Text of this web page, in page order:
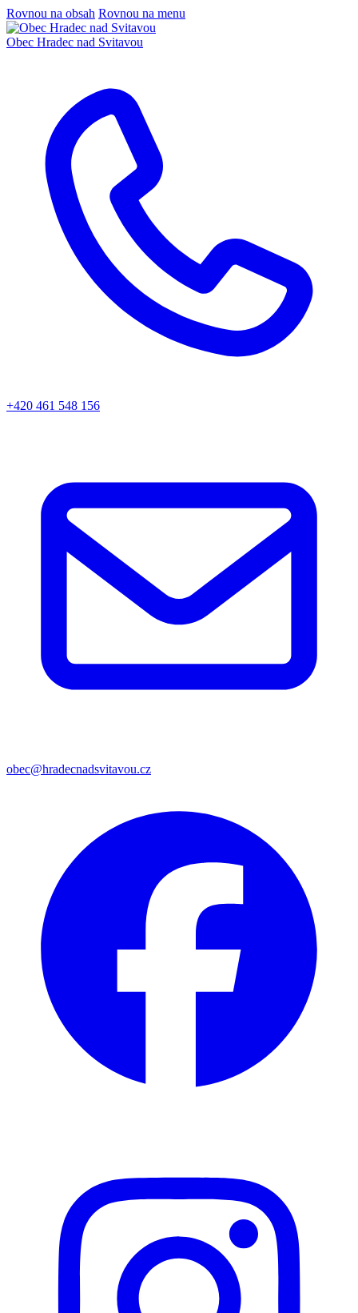
Rovnou na obsah Rovnou na menu
Obec Hradec nad Svitavou
+420 461 548 156
obec@hradecnadsvitavou.cz